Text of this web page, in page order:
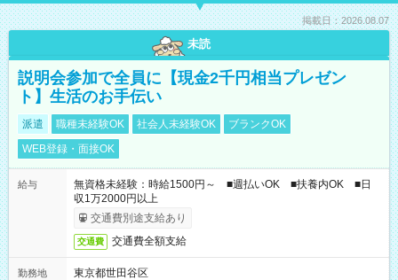
掲載日：2026.08.07
未読
説明会参加で全員に【現金2千円相当プレゼン
ト】生活のお手伝い
派遣 職種未経験OK 社会人未経験OK
ブランクOK
WEB登録・面接OK
給与
無資格未経験：時給1500円～ ■週払いOK ■扶養内OK ■日
収1万2000円以上
交通費別途支給あり
交通費 交通費全額支給
勤務地
東京都世田谷区